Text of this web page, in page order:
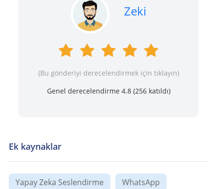
Zeki
(Bu gönderiyi derecelendirmek için tıklayın)
Genel derecelendirme 4.8 (256katıldı)
Ek kaynaklar
Yapay Zeka Seslendirme WhatsApp